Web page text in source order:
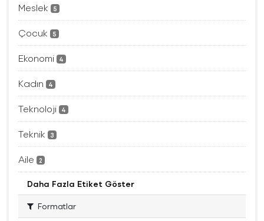
Meslek 5
Çocuk 5
Ekonomi 4
Kadın 4
Teknoloji 4
Teknik 3
Aile 2
Daha Fazla Etiket Göster
Formatlar